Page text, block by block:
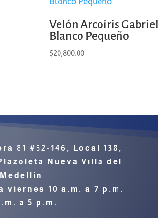
Velón Arcoíris Gabriel
Blanco Pequeño
$20,800.00
81 #32-146, Local 138,
Nueva Villa del
viernes 10 a.m. a 7 p.m.
a 5 p.m.